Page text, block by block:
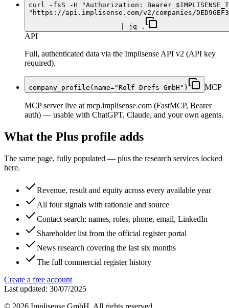
curl -fsS -H "Authorization: Bearer
"https://api.implisense.com/v2/companies/
| jq .
API
Full, authenticated data via the Implisense API v2 (API key
required).
company_profile(name="Rolf Drefs GmbH") MCP
MCP server live at mcp.implisense.com (FastMCP, Bearer
auth) — usable with ChatGPT, Claude, and your own agents.
What the Plus profile adds
The same page, fully populated — plus the research services locked
here.
Revenue, result and equity across every available year
All four signals with rationale and source
Contact search: names, roles, phone, email, LinkedIn
Shareholder list from the official register portal
News research covering the last six months
The full commercial register history
Create a free account
Last updated: 30/07/2025
© 2026 Implisense GmbH. All rights reserved.